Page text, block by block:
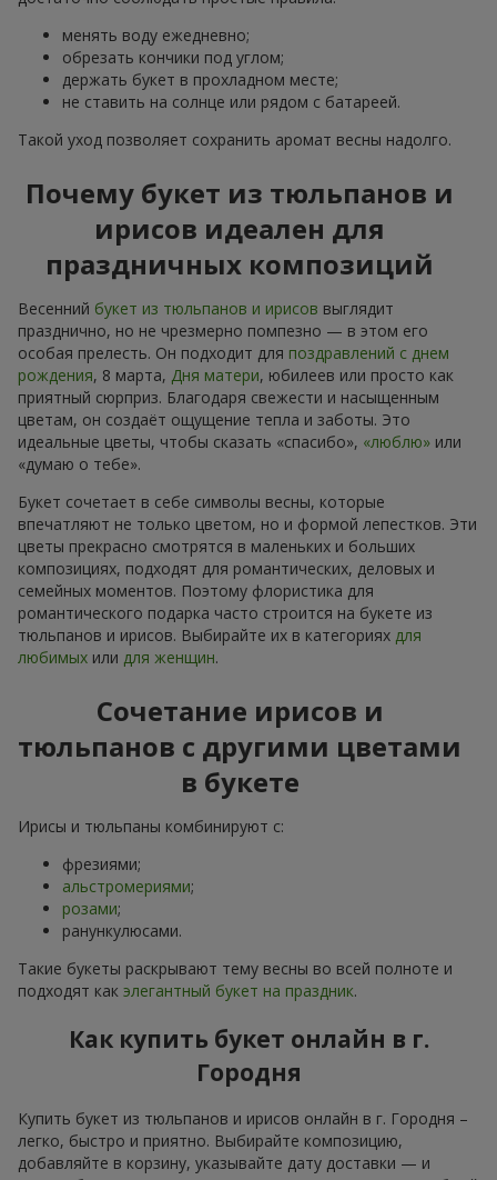
менять воду ежедневно;
обрезать кончики под углом;
держать букет в прохладном месте;
не ставить на солнце или рядом с батареей.
Такой уход позволяет сохранить аромат весны надолго.
Почему букет из тюльпанов и
ирисов идеален для
праздничных композиций
Весенний букет из тюльпанов и ирисов выглядит
празднично, но не чрезмерно помпезно — в этом его
особая прелесть. Он подходит для поздравлений с днем
рождения, 8 марта, Дня матери, юбилеев или просто как
приятный сюрприз. Благодаря свежести и насыщенным
цветам, он создаёт ощущение тепла и заботы. Это
идеальные цветы, чтобы сказать «спасибо», «люблю» или
«думаю о тебе».
Букет сочетает в себе символы весны, которые
впечатляют не только цветом, но и формой лепестков. Эти
цветы прекрасно смотрятся в маленьких и больших
композициях, подходят для романтических, деловых и
семейных моментов. Поэтому флористика для
романтического подарка часто строится на букете из
тюльпанов и ирисов. Выбирайте их в категориях для
любимых или для женщин.
Сочетание ирисов и
тюльпанов с другими цветами
в букете
Ирисы и тюльпаны комбинируют с:
фрезиями;
альстромериями;
розами;
ранункулюсами.
Такие букеты раскрывают тему весны во всей полноте и
подходят как элегантный букет на праздник.
Как купить букет онлайн в г.
Городня
Купить букет из тюльпанов и ирисов онлайн в г. Городня –
легко, быстро и приятно. Выбирайте композицию,
добавляйте в корзину, указывайте дату доставки — и